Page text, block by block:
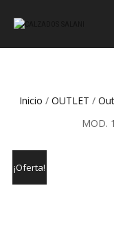
Inicio / OUTLET /
MOD.
¡Oferta!